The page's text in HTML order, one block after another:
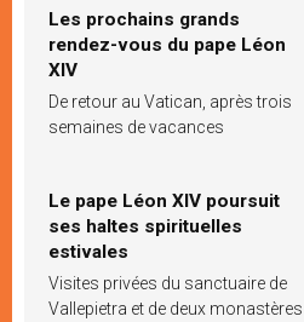
Les prochains grands
rendez-vous du pape Léon
XIV
De retour au Vatican, après trois
semaines de vacances
Le pape Léon XIV poursuit
ses haltes spirituelles
estivales
Visites privées du sanctuaire de
Vallepietra et de deux monastères